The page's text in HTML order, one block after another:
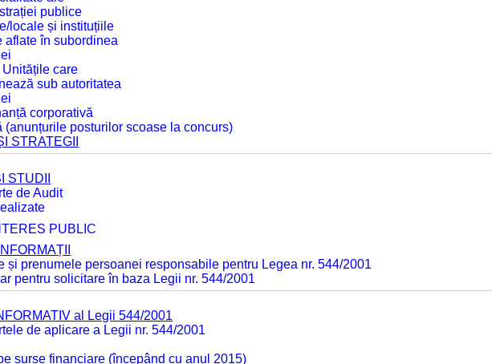
publice
locale și instituțiile
aflate în subordinea
Unitățile care
sub autoritatea
corporativă
(anunțurile posturilor scoase la concurs)
STRATEGII
STUDII
de Audit
PUBLIC
și prenumele persoanei responsabile pentru Legea nr. 544/2001
pentru solicitare în baza Legii nr. 544/2001
al Legii 544/2001
de aplicare a Legii nr. 544/2001
surse financiare (începând cu anul 2015)